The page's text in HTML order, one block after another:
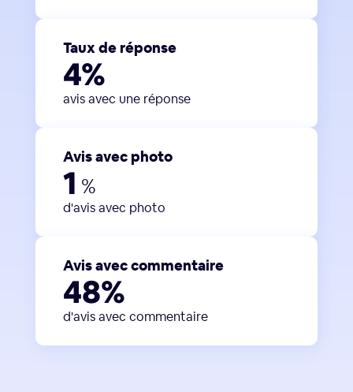
Taux de réponse
4%
avis avec une réponse
Avis avec photo
1 %
d'avis avec photo
Avis avec commentaire
48%
d'avis avec commentaire